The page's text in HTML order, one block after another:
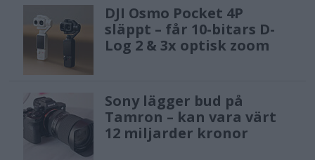
DJI Osmo Pocket 4P
släppt – får 10-bitars D-
Log 2 & 3x optisk zoom
Sony lägger bud på
Tamron – kan vara värt
12 miljarder kronor